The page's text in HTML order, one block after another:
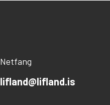
Netfang
lifland@lifland.is